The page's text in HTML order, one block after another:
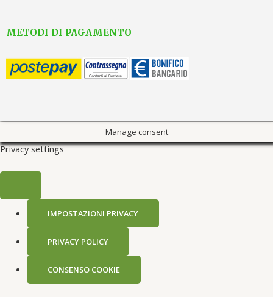
METODI DI PAGAMENTO
Manage consent
Privacy settings
IMPOSTAZIONI PRIVACY
PRIVACY POLICY
CONSENSO COOKIE